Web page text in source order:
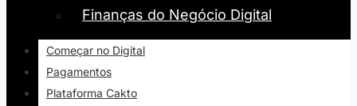
Finanças do Negócio Digital
Começar no Digital
Pagamentos
Plataforma Cakto